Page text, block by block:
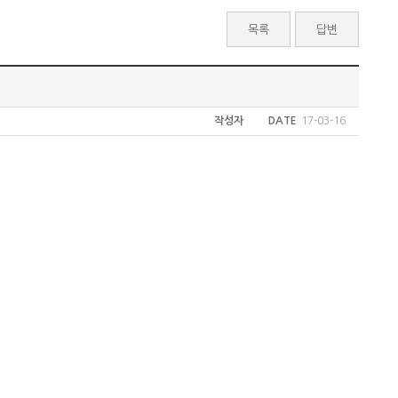
목록 답변
작성자 DATE 17-03-16